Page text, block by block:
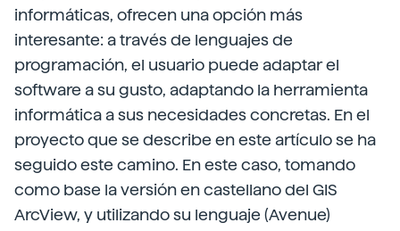
informáticas, ofrecen una opción más
interesante: a través de lenguajes de
programación, el usuario puede adaptar el
software a su gusto, adaptando la herramienta
informática a sus necesidades concretas. En el
proyecto que se describe en este artículo se ha
seguido este camino. En este caso, tomando
como base la versión en castellano del GIS
ArcView, y utilizando su lenguaje (Avenue)